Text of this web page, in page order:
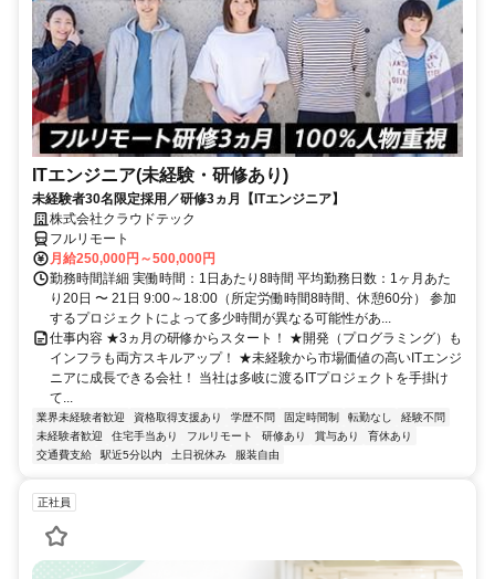
ITエンジニア(未経験・研修あり)
未経験者30名限定採用／研修3ヵ月【ITエンジニア】
株式会社クラウドテック
フルリモート
月給250,000円～500,000円
勤務時間詳細 実働時間：1日あたり8時間 平均勤務日数：1ヶ月あた
り20日 〜 21日 9:00～18:00（所定労働時間8時間、休憩60分） 参加
するプロジェクトによって多少時間が異なる可能性があ...
仕事内容 ★3ヵ月の研修からスタート！ ★開発（プログラミング）も
インフラも両方スキルアップ！ ★未経験から市場価値の高いITエンジ
ニアに成長できる会社！ 当社は多岐に渡るITプロジェクトを手掛け
て...
業界未経験者歓迎 資格取得支援あり 学歴不問 固定時間制 転勤なし
経験不問
未経験者歓迎
住宅手当あり フルリモート 研修あり 賞与あり
育休あり
交通費支給
駅近5分以内 土日祝休み 服装自由
正社員